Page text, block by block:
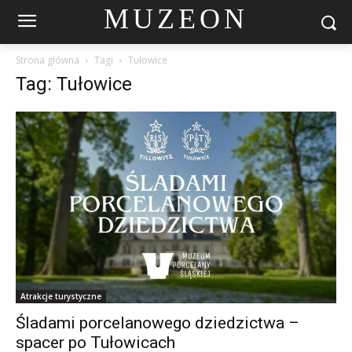
MUZEON
Strona główna Tagi Tułowice
Tag: Tułowice
Atrakcje turystyczne
Śladami porcelanowego dziedzictwa –
spacer po Tułowicach